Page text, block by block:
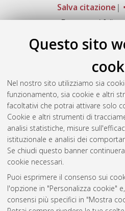
Questo sito
Nel nostro sito utilizziamo sia
funzionamento, sia cookie e altri
facoltativi che potrai attivare solo
Cookie e altri strumenti di
analisi statistiche, misure
istituzionale e analisi dei
Se chiudi questo banner
cookie necessari.
Puoi esprimere il consenso sui
l'opzione in "Personalizza cookie"
consensi più specifici in "Mostra
Salva citazione
Documenti full-
Documento PDF
Full-text non
Download (768kB)
Abstract
Altri
Gestione del
Atom
Rss 1.0